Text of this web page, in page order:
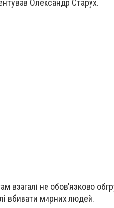
Олександр Старух.
взагалі не обов’язково
вбивати мирних людей.